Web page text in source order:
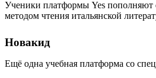
Ученики платформы Yes пополняют
методом чтения итальянской
Новакид
Ещё одна учебная платформа со